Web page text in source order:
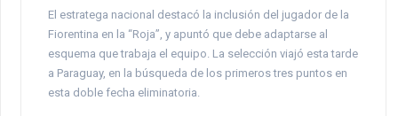
El estratega nacional destacó la inclusión del jugador de la
Fiorentina en la “Roja”, y apuntó que debe adaptarse al
esquema que trabaja el equipo. La selección viajó esta tarde
a Paraguay, en la búsqueda de los primeros tres puntos en
esta doble fecha eliminatoria.